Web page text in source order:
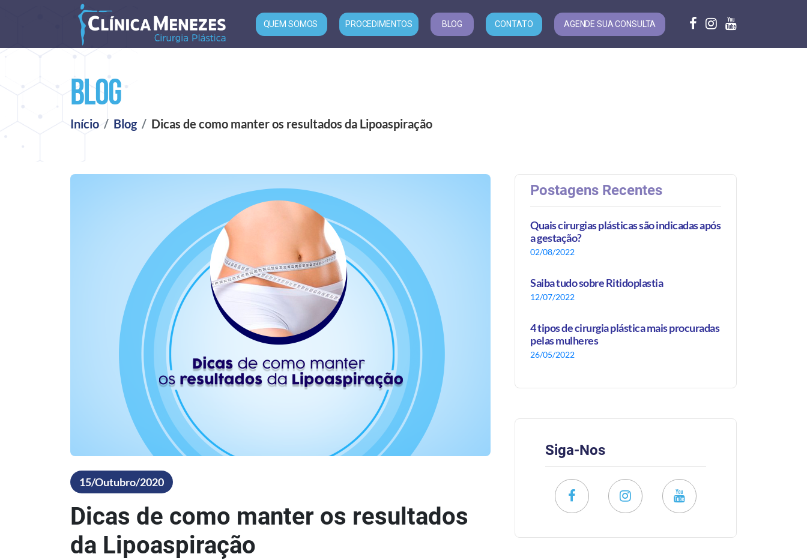
QUEM SOMOS PROCEDIMENTOS BLOG CONTATO AGENDE SUA CONSULTA
Blog
Início Blog Dicas de como manter os resultados da Lipoaspiração
Postagens Recentes
Quais cirurgias plásticas são indicadas após
a gestação?
02/08/2022
Saiba tudo sobre Ritidoplastia
12/07/2022
4 tipos de cirurgia plástica mais procuradas
pelas mulheres
26/05/2022
Siga-Nos
15/Outubro/2020
Dicas de como manter os resultados
da Lipoaspiração